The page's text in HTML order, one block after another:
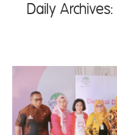
Daily Archives: